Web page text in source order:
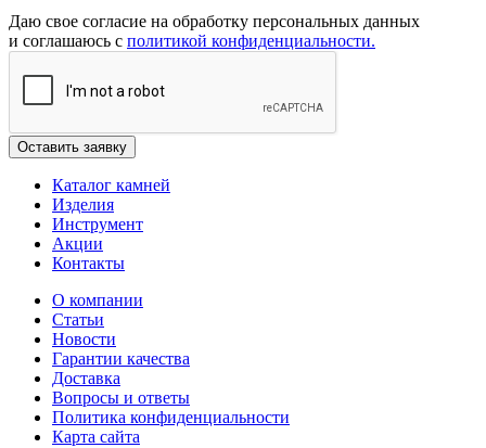
Даю свое согласие на обработку персональных данных
и соглашаюсь с политикой конфиденциальности.
Каталог камней
Изделия
Инструмент
Акции
Контакты
О компании
Статьи
Новости
Гарантии качества
Доставка
Вопросы и ответы
Политика конфиденциальности
Карта сайта